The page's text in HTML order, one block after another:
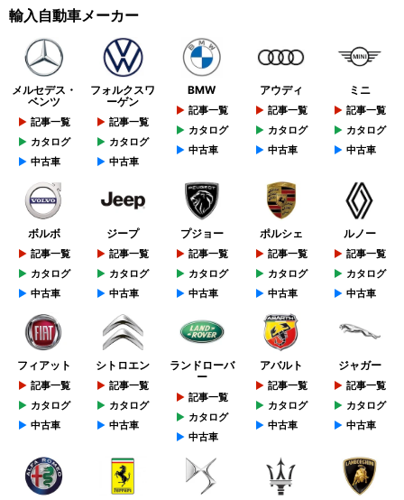
輸入自動車メーカー
メルセデス・
ベンツ
記事一覧
カタログ
中古車
フォルクスワ
ーゲン
記事一覧
カタログ
中古車
BMW
記事一覧
カタログ
中古車
アウディ
記事一覧
カタログ
中古車
ミニ
記事一覧
カタログ
中古車
ボルボ
記事一覧
カタログ
中古車
ジープ
記事一覧
カタログ
中古車
プジョー
記事一覧
カタログ
中古車
ポルシェ
記事一覧
カタログ
中古車
ルノー
記事一覧
カタログ
中古車
フィアット
記事一覧
カタログ
中古車
シトロエン
記事一覧
カタログ
中古車
ランドローバ
ー
記事一覧
カタログ
中古車
アバルト
記事一覧
カタログ
中古車
ジャガー
記事一覧
カタログ
中古車